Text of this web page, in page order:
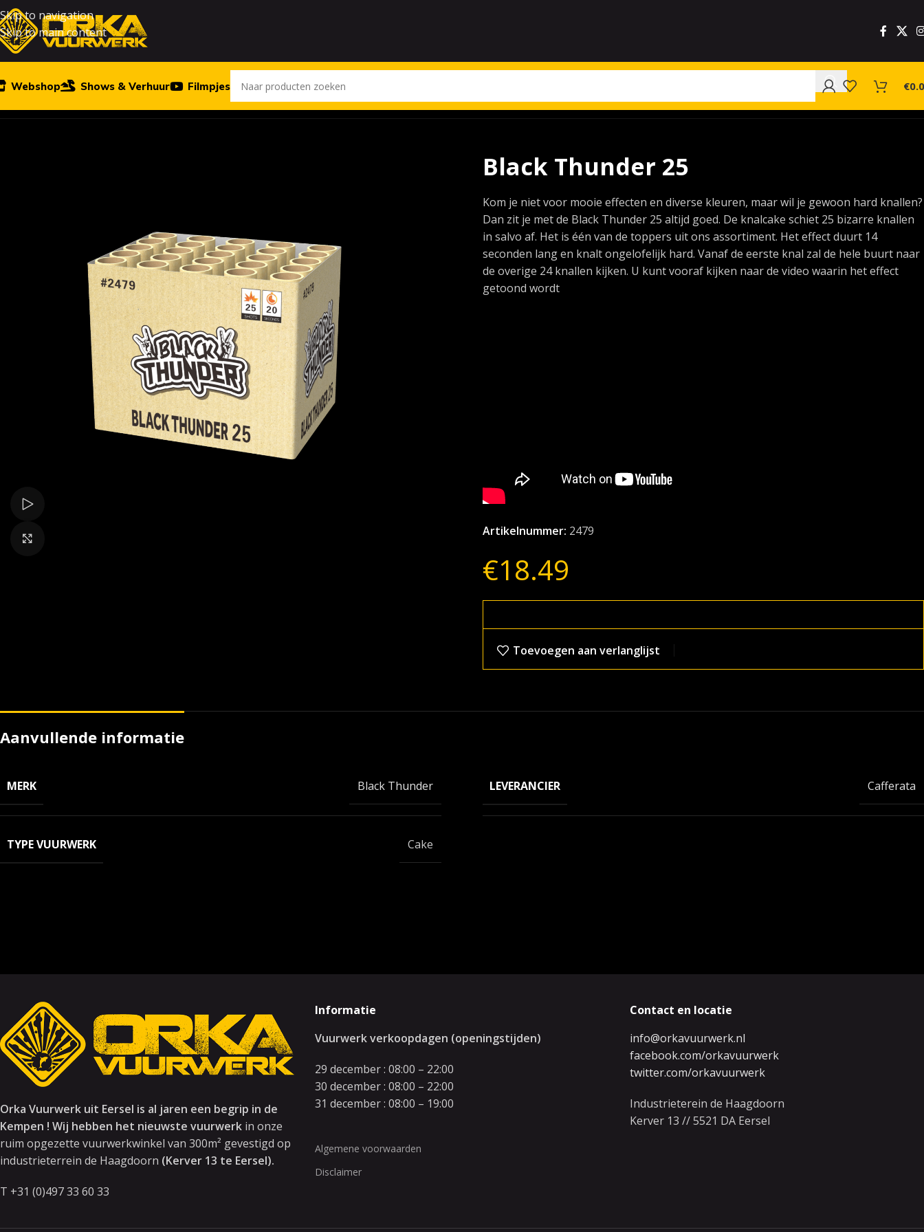
Skip to navigation
Skip to main content
Webshop Shows & Verhuur Filmpjes €
Black Thunder 25
Kom je niet voor mooie effecten en diverse kleuren, maar wil je gewoon hard knallen?
Dan zit je met de Black Thunder 25 altijd goed. De knalcake schiet 25 bizarre knallen
in salvo af. Het is één van de toppers uit ons assortiment. Het effect duurt 14
seconden lang en knalt ongelofelijk hard. Vanaf de eerste knal zal de hele buurt naar
de overige 24 knallen kijken. U kunt vooraf kijken naar de video waarin het effect
getoond wordt
Artikelnummer: 2479
€18.49
Toevoegen aan verlanglijst
Aanvullende informatie
MERK Black Thunder LEVERANCIER Cafferata
TYPE VUURWERK Cake
Orka Vuurwerk uit Eersel is al jaren een begrip in de
Kempen ! Wij hebben het nieuwste vuurwerk in onze
ruim opgezette vuurwerkwinkel van 300m² gevestigd op
industrieterrein de Haagdoorn (Kerver 13 te Eersel).
T +31 (0)497 33 60 33
Informatie
Vuurwerk verkoopdagen (openingstijden)
29 december : 08:00 – 22:00
30 december : 08:00 – 22:00
31 december : 08:00 – 19:00
Algemene voorwaarden
Disclaimer
Contact en locatie
info@orkavuurwerk.nl
facebook.com/orkavuurwerk
twitter.com/orkavuurwerk
Industrieterein de Haagdoorn
Kerver 13 // 5521 DA Eersel